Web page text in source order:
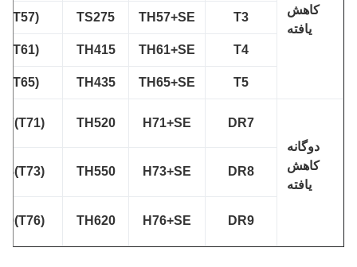
کاهش
TH57+SE
TS275
T3(T57)
TH61+SE
TH415
T4(T61)
TH65+SE
TH435
T5(T65)
دوگانه
کاهش
DR7
H71+SE
TH520
DR7(T71)
DR8
H73+SE
TH550
DR8(T73)
DR9
H76+SE
TH620
DR9(T76)